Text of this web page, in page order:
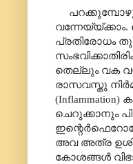
പ്രതിരോധം
തെല്ലും വക
രാസവസ്തു
(Inflammation)
ചെറുക്കാനും
അവ അത്ര
കോശങ്ങൾ